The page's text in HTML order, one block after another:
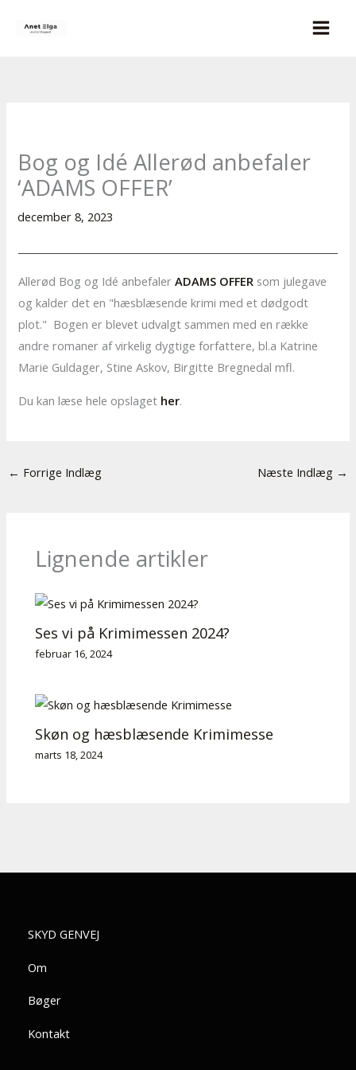
Bog og Idé Allerød anbefaler
‘ADAMS OFFER’
december 8, 2023
Allerød Bog og Idé anbefalerADAMS OFFER som julegave
og kalder det en "hæsblæsende krimi med et dødgodt
plot." Bogen er blevet udvalgt sammen med en række
andre romaner af virkelig dygtige forfattere, bl.a Katrine
Marie Guldager, Stine Askov, Birgitte Bregnedal mfl.
Du kan læse hele opslaget her.
← Forrige Indlæg Næste Indlæg →
Lignende artikler
Ses vi på Krimimessen 2024?
februar 16, 2024
Skøn og hæsblæsende Krimimesse
marts 18, 2024
SKYD GENVEJ
Om
Bøger
Kontakt